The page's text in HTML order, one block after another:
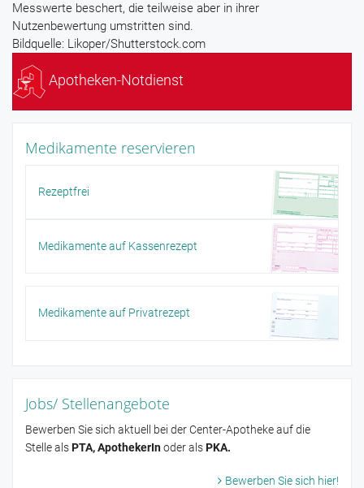
Messwerte beschert, die teilweise aber in ihrer
Nutzenbewertung umstritten sind.
Bildquelle: Likoper/Shutterstock.com
Apotheken-Notdienst
Medikamente reservieren
Rezeptfrei
Medikamente auf Kassenrezept
Medikamente auf Privatrezept
Jobs/ Stellenangebote
Bewerben Sie sich aktuell bei der Center-Apotheke auf die
Stelle alsPTA, ApothekerInoder alsPKA.
Bewerben Sie sich hier!